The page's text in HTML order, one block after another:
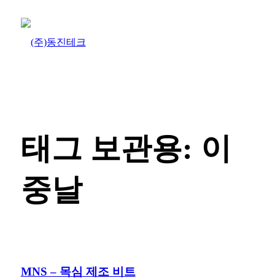
태그 보관용: 이
중날
MNS – 목심 제조 비트